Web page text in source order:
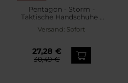
Pentagon - Storm -
Taktische Handschuhe -
Versand: Sofort
27,28 €
30,49 €